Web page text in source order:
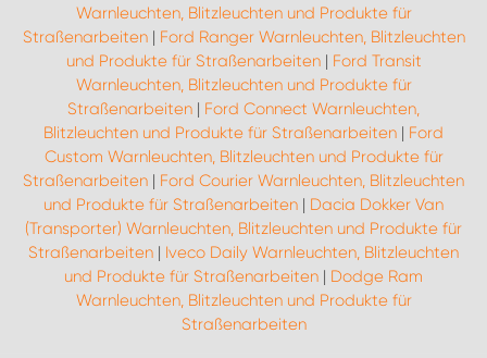
Warnleuchten, Blitzleuchten und Produkte für
Straßenarbeiten| Ford Ranger Warnleuchten, Blitzleuchten
und Produkte für Straßenarbeiten| Ford Transit
Warnleuchten, Blitzleuchten und Produkte für
Straßenarbeiten | Ford Connect Warnleuchten,
Blitzleuchten und Produkte für Straßenarbeiten | Ford
Custom Warnleuchten, Blitzleuchten und Produkte für
Straßenarbeiten | Ford Courier Warnleuchten, Blitzleuchten
und Produkte für Straßenarbeiten | Dacia Dokker Van
(Transporter) Warnleuchten, Blitzleuchten und Produkte für
Straßenarbeiten | Iveco Daily Warnleuchten, Blitzleuchten
und Produkte für Straßenarbeiten | Dodge Ram
Warnleuchten, Blitzleuchten und Produkte für
Straßenarbeiten